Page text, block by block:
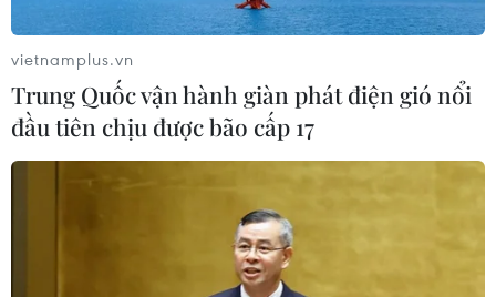
vietnamplus.vn
Trung Quốc vận hành giàn phát điện gió nổi
đầu tiên chịu được bão cấp 17